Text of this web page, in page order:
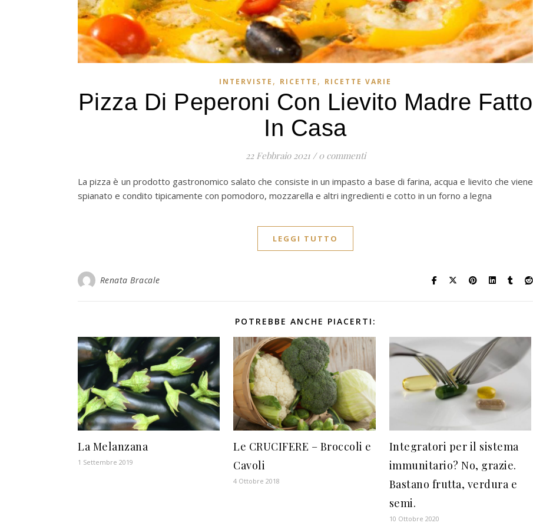
INTERVISTE , RICETTE , RICETTE VARIE
Pizza Di Peperoni Con Lievito Madre Fatto
In Casa
22 Febbraio 2021 / 0 commenti
La pizza è un prodotto gastronomico salato che consiste in un impasto a base di farina, acqua e lievito che viene
spianato e condito tipicamente con pomodoro, mozzarella e altri ingredienti e cotto in un forno a legna
LEGGI TUTTO
Renata Bracale
POTREBBE ANCHE PIACERTI:
La Melanzana
1 Settembre 2019
Le CRUCIFERE – Broccoli e
Cavoli
4 Ottobre 2018
Integratori per il sistema
immunitario? No, grazie.
Bastano frutta, verdura e
semi.
10 Ottobre 2020